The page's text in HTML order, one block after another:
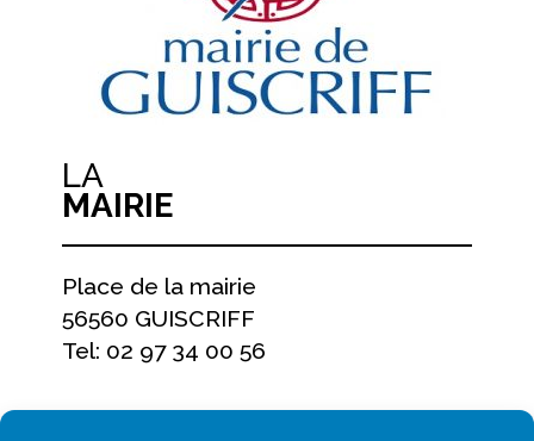
LA
MAIRIE
Place de la mairie
56560 GUISCRIFF
Tel: 02 97 34 00 56